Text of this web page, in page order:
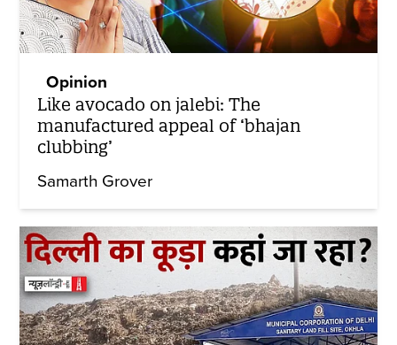
Opinion
Like avocado on jalebi: The
manufactured appeal of ‘bhajan
clubbing’
Samarth Grover